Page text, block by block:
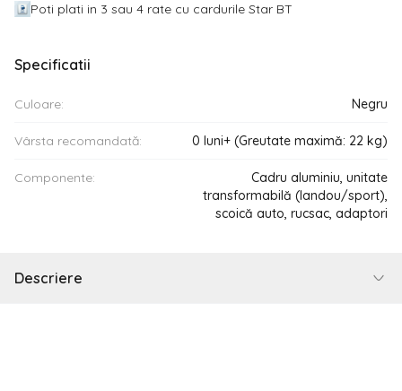
Poti plati in 3 sau 4 rate cu cardurile Star BT
Specificatii
Culoare: Negru
Vârsta recomandată: 0 luni+ (Greutate maximă: 22 kg)
Componente:
Cadru aluminiu, unitate
transformabilă (landou/sport),
scoică auto, rucsac, adaptori
Descriere